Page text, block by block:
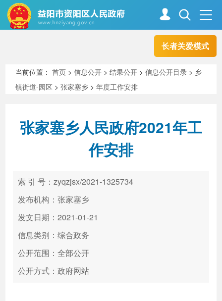
长者关爱模式
走进资阳
新闻中心 解读回应
政务服务
高效办成一件事
当前位置：首页 >信息公开 >结果公开 >信息公开目录 > 乡
镇街道-园区 >张家塞乡 >年度工作安排
张家塞乡人民政府2021年工
作安排
索 引 号：zyqzjsx/2021-1325734
发布机构：张家塞乡
发文日期：2021-01-21
信息类别：综合政务
公开范围：全部公开
公开方式：政府网站